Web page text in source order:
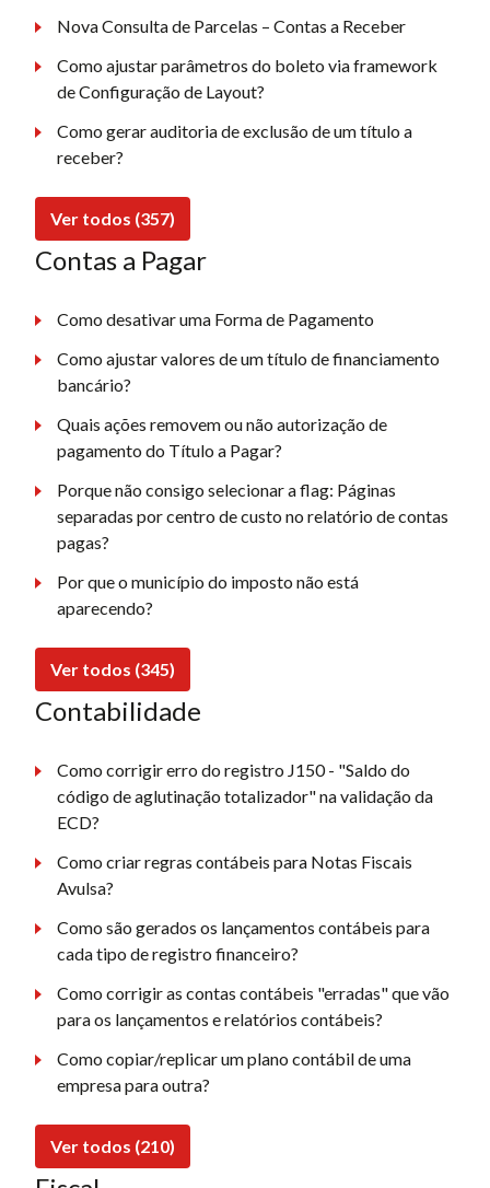
Nova Consulta de Parcelas – Contas a Receber
Como ajustar parâmetros do boleto via framework
de Configuração de Layout?
Como gerar auditoria de exclusão de um título a
receber?
Ver todos (357)
Contas a Pagar
Como desativar uma Forma de Pagamento
Como ajustar valores de um título de financiamento
bancário?
Quais ações removem ou não autorização de
pagamento do Título a Pagar?
Porque não consigo selecionar a flag: Páginas
separadas por centro de custo no relatório de contas
pagas?
Por que o município do imposto não está
aparecendo?
Ver todos (345)
Contabilidade
Como corrigir erro do registro J150 - "Saldo do
código de aglutinação totalizador" na validação da
ECD?
Como criar regras contábeis para Notas Fiscais
Avulsa?
Como são gerados os lançamentos contábeis para
cada tipo de registro financeiro?
Como corrigir as contas contábeis "erradas" que vão
para os lançamentos e relatórios contábeis?
Como copiar/replicar um plano contábil de uma
empresa para outra?
Ver todos (210)